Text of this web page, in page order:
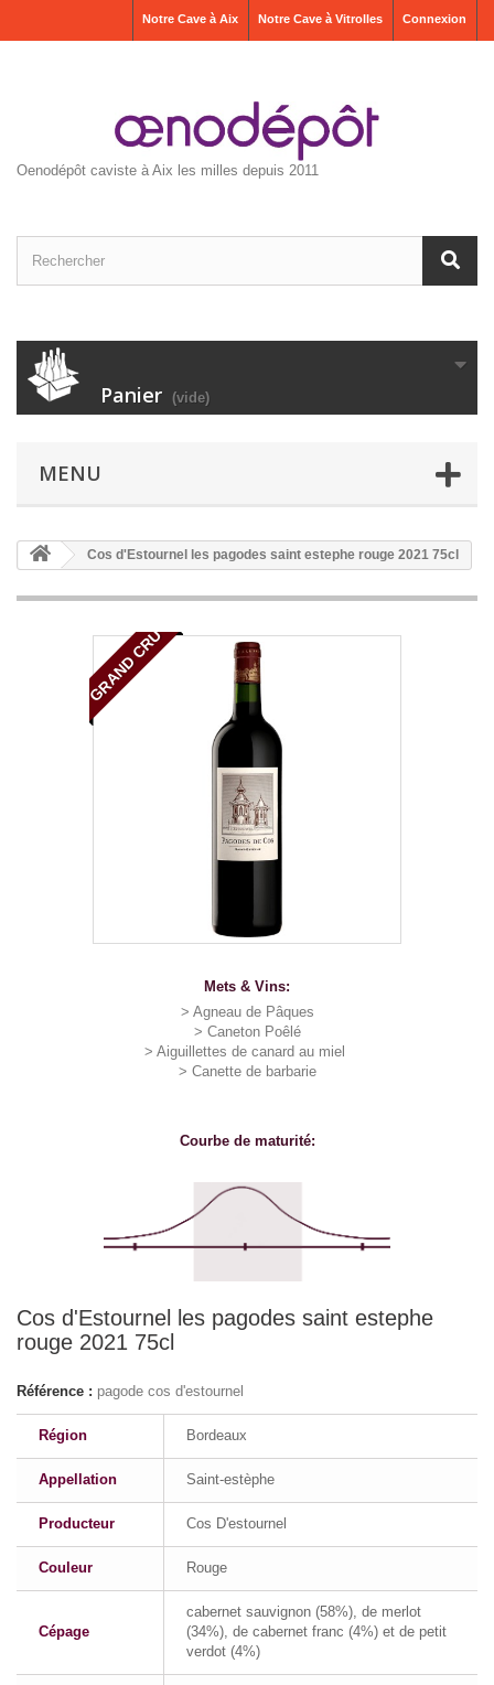
Connexion
Notre Cave à Vitrolles
Notre Cave à Aix
Oenodépôt caviste à Aix les milles depuis 2011
Panier (vide)
MENU
Cos d'Estournel les pagodes saint estephe rouge 2021 75cl
GRAND CRU
Mets & Vins:
> Agneau de Pâques
> Caneton Poêlé
> Aiguillettes de canard au miel
> Canette de barbarie
Courbe de maturité:
Cos d'Estournel les pagodes saint estephe
rouge 2021 75cl
Référence : pagode cos d'estournel
Région Bordeaux
Appellation Saint-estèphe
Producteur Cos D'estournel
Couleur Rouge
Cépage
cabernet sauvignon (58%), de merlot
(34%), de cabernet franc (4%) et de petit
verdot (4%)